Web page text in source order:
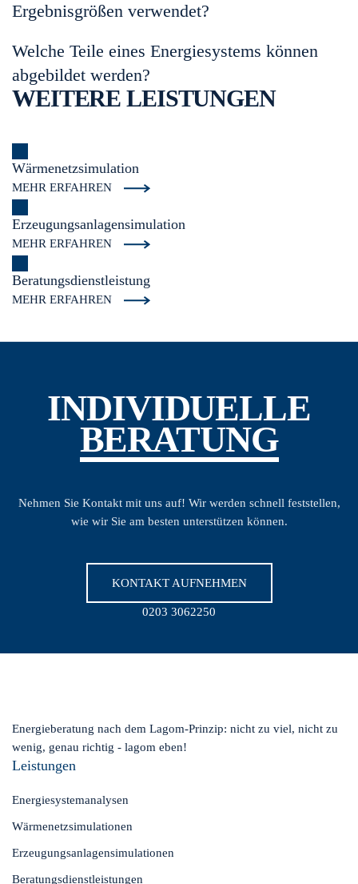
Ergebnisgrößen verwendet?
Welche Teile eines Energiesystems können
abgebildet werden?
WEITERE LEISTUNGEN
Wärmenetzsimulation
MEHR ERFAHREN
Erzeugungsanlagensimulation
MEHR ERFAHREN
Beratungsdienstleistung
MEHR ERFAHREN
INDIVIDUELLE
BERATUNG
Nehmen Sie Kontakt mit uns auf! Wir werden schnell feststellen,
wie wir Sie am besten unterstützen können.
KONTAKT AUFNEHMEN
0203 3062250
Energieberatung nach dem Lagom-Prinzip: nicht zu viel, nicht zu
wenig, genau richtig - lagom eben!
Leistungen
Energiesystemanalysen
Wärmenetzsimulationen
Erzeugungsanlagensimulationen
Beratungsdienstleistungen